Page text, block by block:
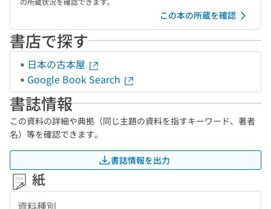
この本の所蔵を確認
書店で探す
日本の古本屋
Google Book Search
書誌情報
この資料の詳細や典拠（同じ主題の資料を指すキーワード、著者
名）等を確認できます。
書誌情報を出力
紙
資料種別